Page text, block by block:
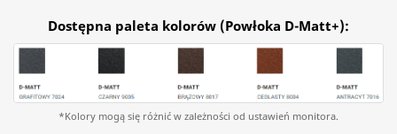
Dostępna paleta kolorów (Powłoka D-Matt+):
*Kolory mogą się różnić w zależności od ustawień monitora.